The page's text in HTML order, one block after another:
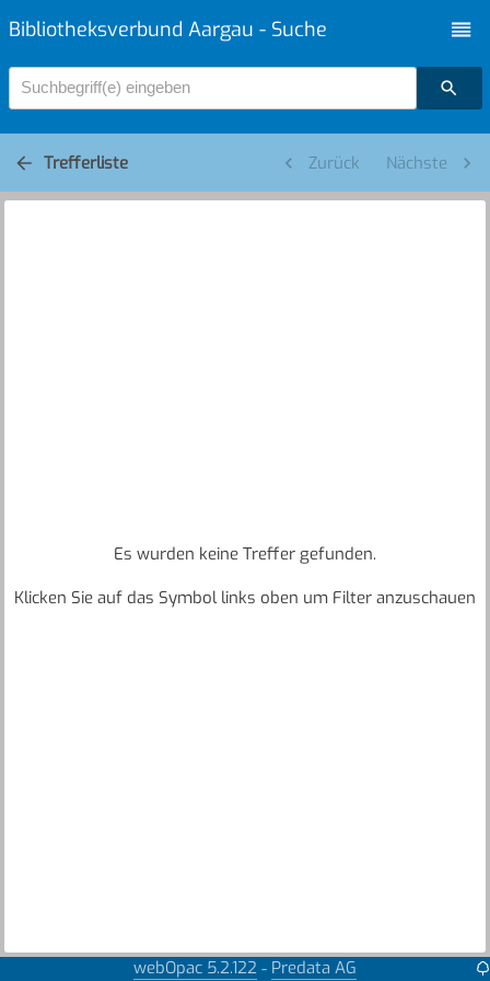
Bibliotheksverbund Aargau - Suche
Suchbegriff(e) eingeben
Trefferliste Zurück Nächste
Es wurden keine Treffer gefunden.
Klicken Sie auf das Symbol links oben um Filter anzuschauen
webOpac 5.2.122 - Predata AG